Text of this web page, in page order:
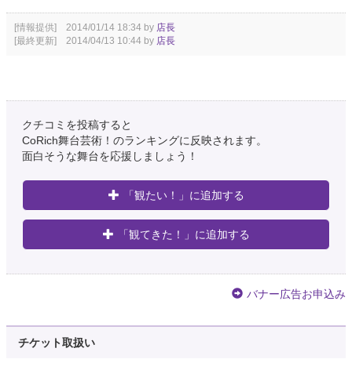
[情報提供] 2014/01/14 18:34 by 店長
[最終更新] 2014/04/13 10:44 by 店長
クチコミを投稿すると
CoRich舞台芸術！のランキングに反映されます。
面白そうな舞台を応援しましょう！
「観たい！」に追加する
「観てきた！」に追加する
バナー広告お申込み
チケット取扱い